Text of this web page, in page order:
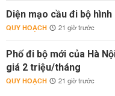
Diện mạo cầu đi bộ
QUY HOẠCH 21 giờ trước
Phố đi bộ mới của Hà
giá 2 triệu/tháng
QUY HOẠCH 21 giờ trước